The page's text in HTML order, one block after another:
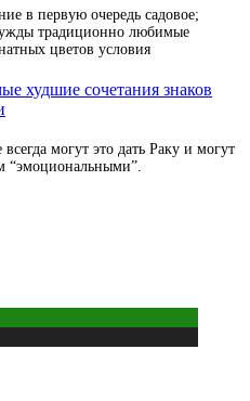
в первую очередь садовое;
традиционно любимые
цветов условия
худшие сочетания знаков
могут это дать Раку и могут
“эмоциональными”.